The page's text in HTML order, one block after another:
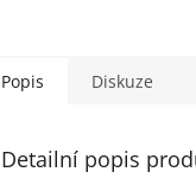
Popis Diskuze
Detailní popis